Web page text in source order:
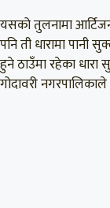
यसको तुलनामा
पनि ती धारामा पानी
हुने ठाउँमा रहेका
गोदावरी